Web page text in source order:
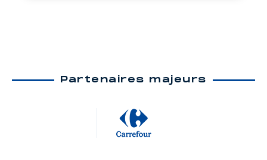
Partenaires majeurs